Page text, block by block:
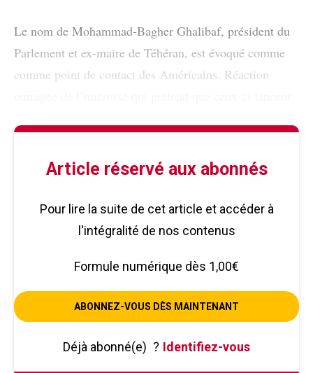
Le nom de Mohammad-Bagher Ghalibaf, président du
Parlement et ex-maire de Téhéran, est évoqué comme
comme point de contact des Américains. Réaction
Article réservé aux abonnés
Pour lire la suite de cet article et accéder à
l'intégralité de nos contenus
Formule numérique dès 1,00€
ABONNEZ-VOUS DÈS MAINTENANT
Déjà abonné(e) ? Identifiez-vous